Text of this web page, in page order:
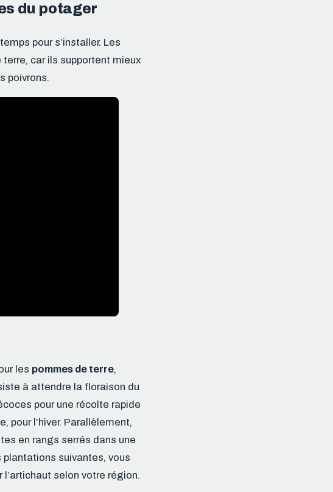
du potager
pour s’installer. Les
car ils supportent mieux
poivrons.
les pommes de terre,
à attendre la floraison du
pour une récolte rapide
pour l’hiver. Parallèlement,
en rangs serrés dans une
plantations suivantes, vous
selon votre région.